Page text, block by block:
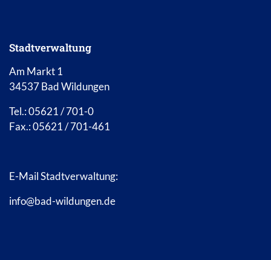
Stadtverwaltung
Am Markt 1
34537 Bad Wildungen
Tel.: 05621 / 701-0
Fax.: 05621 / 701-461
E-Mail Stadtverwaltung:
info@bad-wildungen.de